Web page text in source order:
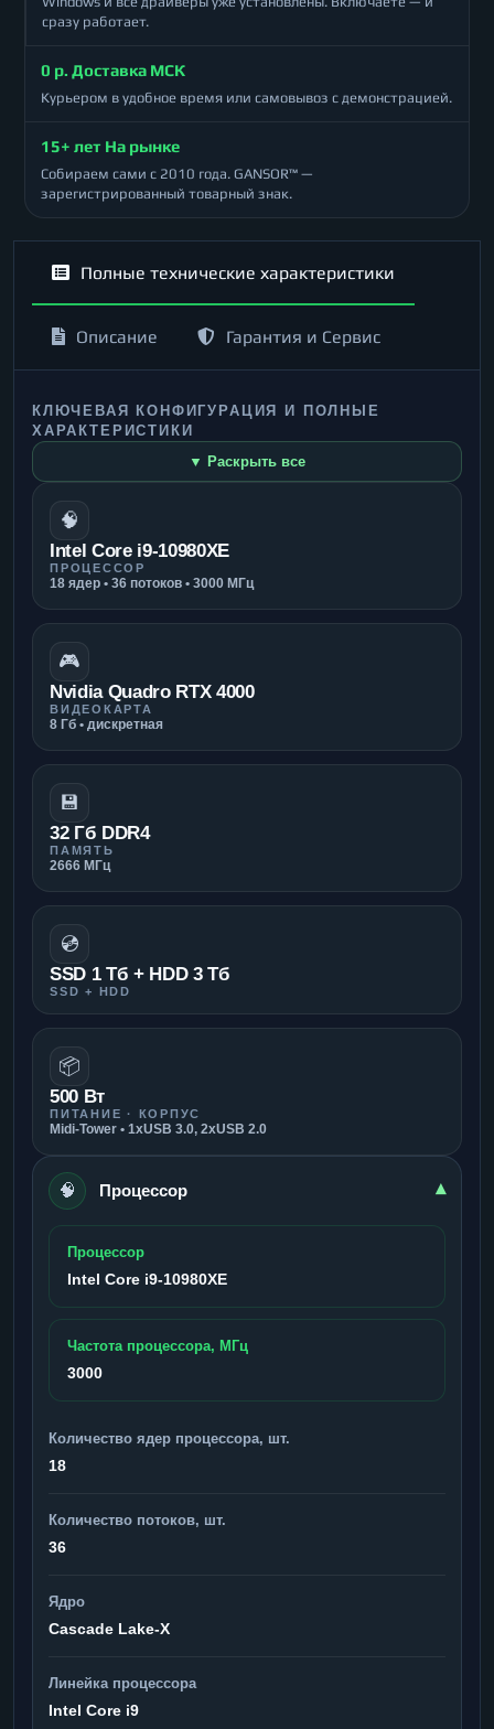
сразу работает.
0 р. Доставка МСК
Курьером в удобное время или самовывоз с демонстрацией.
15+ лет На рынке
Собираем сами с 2010 года. GANSOR™ —
зарегистрированный товарный знак.
Полные технические характеристики
Описание Гарантия и Сервис
КЛЮЧЕВАЯ КОНФИГУРАЦИЯ И ПОЛНЫЕ
ХАРАКТЕРИСТИКИ
▼ Раскрыть все
🧠
Intel Core i9-10980XE
ПРОЦЕССОР
18 ядер • 36 потоков • 3000 МГц
🎮
Nvidia Quadro RTX 4000
ВИДЕОКАРТА
8 Гб • дискретная
💾
32 Гб DDR4
ПАМЯТЬ
2666 МГц
💿
SSD 1 Тб + HDD 3 Тб
SSD + HDD
📦
500 Вт
ПИТАНИЕ · КОРПУС
Midi-Tower • 1xUSB 3.0, 2xUSB 2.0
🧠 Процессор ▾
Процессор
Intel Core i9-10980XE
Частота процессора, МГц
3000
Количество ядер процессора, шт.
18
Количество потоков, шт.
36
Ядро
Cascade Lake-X
Линейка процессора
Intel Core i9